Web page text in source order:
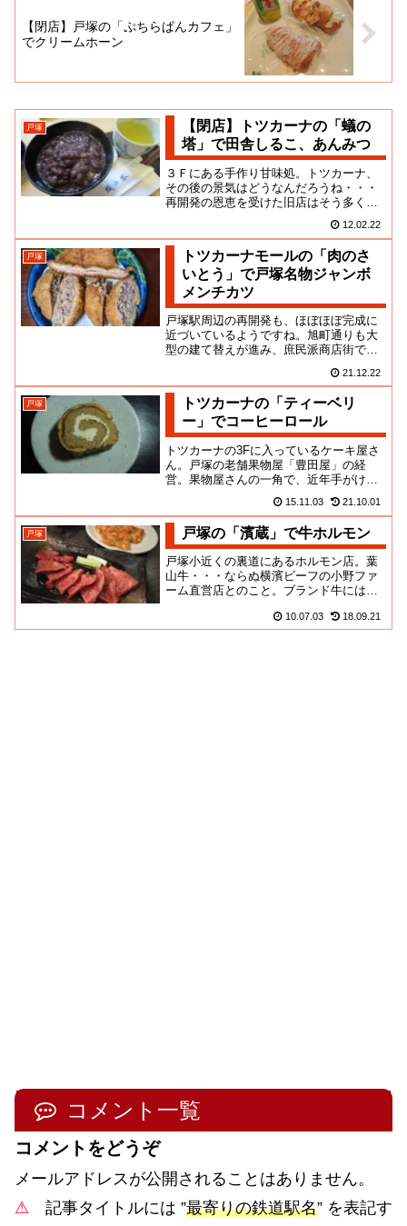
【閉店】戸塚の「ぷちらぱんカフェ」
でクリームホーン
戸塚
【閉店】トツカーナの「蟻の
塔」で田舎しるこ、あんみつ
３Ｆにある手作り甘味処。トツカーナ、
その後の景気はどうなんだろうね・・・
再開発の恩恵を受けた旧店はそう多くな
時代からの人気店だよね。引き... 12.02.22
戸塚
トツカーナモールの「肉のさ
いとう」で戸塚名物ジャンボ
メンチカツ
戸塚駅周辺の再開発も、ほぼほぼ完成に
近づいているようですね。旭町通りも大
型の建て替えが進み、庶民派商店街であ
でも、バスセンター脇には昔な... 21.12.22
戸塚
トツカーナの「ティーベリ
ー」でコーヒーロール
トツカーナの3Fに入っているケーキ屋さ
ん。戸塚の老舗果物屋「豊田屋」の経
営。果物屋さんの一角で、近年手がけて
か、初めは持ち帰り専科だったの...
15.11.03 21.10.01
戸塚 戸塚の「濱蔵」で牛ホルモン
戸塚小近くの裏道にあるホルモン店。葉
山牛・・・ならぬ横濱ビーフの小野ファ
ーム直営店とのこと。ブランド牛には縁
度、様子を覗いてみたかったんだ...
10.07.03 18.09.21
コメント一覧
コメントをどうぞ
メールアドレスが公開されることはありません。
⚠ 記事タイトルには ”最寄りの鉄道駅名” を表記す